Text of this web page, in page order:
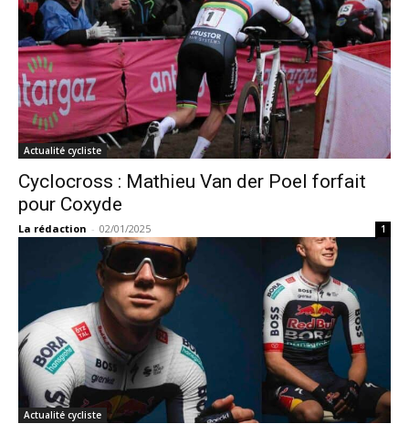
Actualité cycliste
Cyclocross : Mathieu Van der Poel forfait
pour Coxyde
La rédaction - 02/01/2025 1
Actualité cycliste